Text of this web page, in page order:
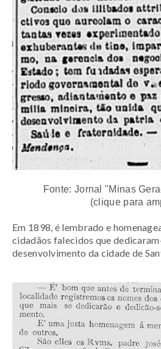
Fonte: Jornal "Minas
(clique para
Em 1898, é lembrado e
cidadãos falecidos que
desenvolvimento da cidade de